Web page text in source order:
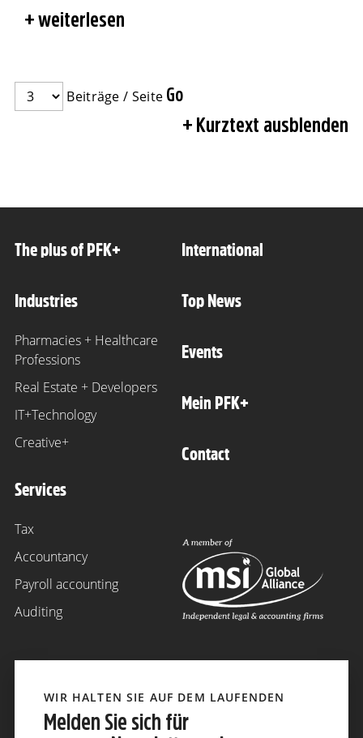
weiterlesen
Beiträge / Seite
Kurztext ausblenden
The plus of PFK+
Industries
Pharmacies + Healthcare
Professions
Real Estate + Developers
IT+Technology
Creative+
Services
Tax
Accountancy
Payroll accounting
Auditing
International
Top News
Events
Mein PFK+
Contact
WIR HALTEN SIE AUF DEM LAUFENDEN
Melden Sie sich für